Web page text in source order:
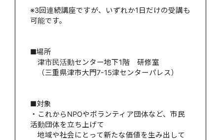
※3回連続講座ですが、いずれか1日だけの受講も
可能です。
■場所
津市民活動センター地下1階 研修室
（三重県津市大門7-15津センターパレス）
■対象
・これからNPOやボランティア団体など、市民
活動団体を立ち上げて
地域や社会にとって新たな価値を生み出して